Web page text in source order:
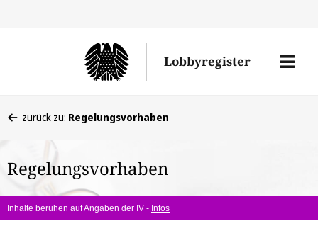
Lobbyregister
Menü
befinden
hier:
zurück zu: Regelungsvorhaben
Regelungsvorhaben
Inhalte beruhen auf Angaben der IV - Infos